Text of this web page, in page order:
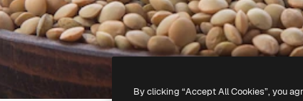
By clicking “Accept All Cookies”, you